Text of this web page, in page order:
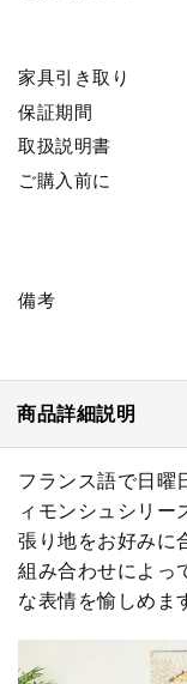
家具引き取り
保証期間
取扱説明書
ご購入前に
備考
商品詳細説明
フランス語で日曜
ィモンシュシリー
張り地をお好みに
組み合わせによっ
な表情を愉しめま